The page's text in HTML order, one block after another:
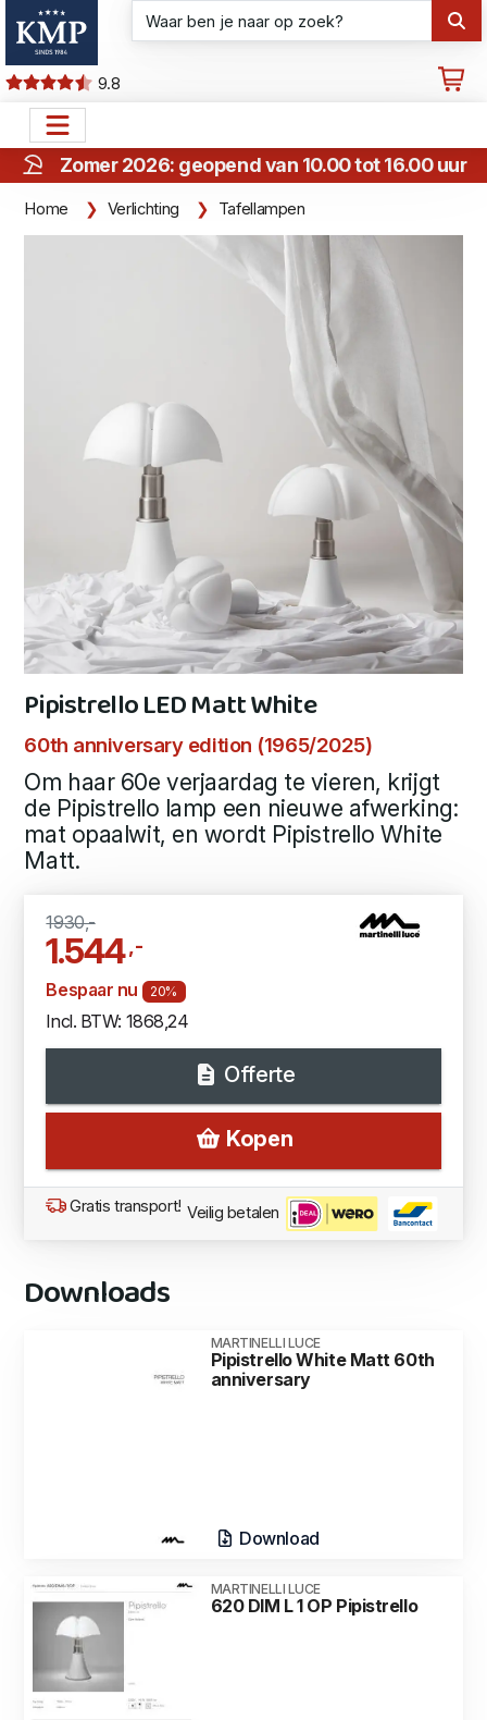
9.8
Zomer 2026: geopend van 10.00 tot 16.00 uur
Home Verlichting Tafellampen
Pipistrello LED Matt White
60th anniversary edition (1965/2025)
Om haar 60e verjaardag te vieren, krijgt
de Pipistrello lamp een nieuwe afwerking:
mat opaalwit, en wordt Pipistrello White
Matt.
1930,-
1.544,-
Bespaar nu 20%
Incl. BTW: 1868,24
Offerte
Kopen
Gratis transport! Veilig betalen
Downloads
MARTINELLI LUCE
Pipistrello White Matt 60th
anniversary
Download
MARTINELLI LUCE
620 DIM L 1 OP Pipistrello